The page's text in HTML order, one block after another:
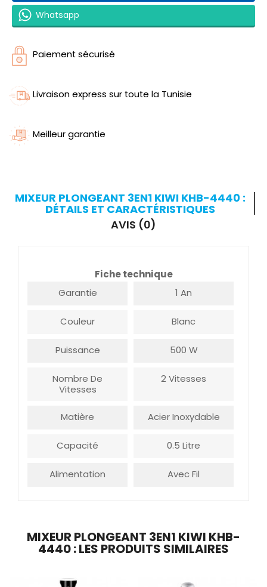
Whatsapp
Paiement sécurisé
Livraison express sur toute la Tunisie
Meilleur garantie
MIXEUR PLONGEANT 3EN1 KIWI KHB-4440 :
DÉTAILS ET CARACTÉRISTIQUES
AVIS (0)
Fiche technique
Garantie
1 An
Couleur Blanc
Puissance 500 W
Nombre De
Vitesses
2 Vitesses
Matière Acier Inoxydable
Capacité 0.5 Litre
Alimentation Avec Fil
MIXEUR PLONGEANT 3EN1 KIWI KHB-
4440 : LES PRODUITS SIMILAIRES